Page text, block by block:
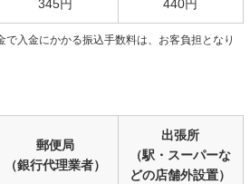
345円 440円
入金にかかる振込手数料は、お客負担となり
郵便局
（銀行代理業者）
出張所
（駅・スーパーな
どの店舗外設置）